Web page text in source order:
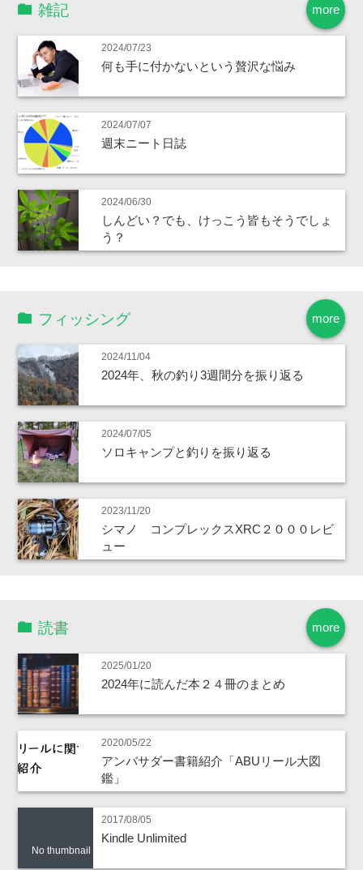
more
雑記
2024/07/23
何も手に付かないという贅沢な悩み
2024/07/07
週末ニート日誌
2024/06/30
しんどい？でも、けっこう皆もそうでしょ
う？
more
フィッシング
2024/11/04
2024年、秋の釣り3週間分を振り返る
2024/07/05
ソロキャンプと釣りを振り返る
2023/11/20
シマノ コンプレックスXRC２０００レビ
ュー
more
読書
2025/01/20
2024年に読んだ本２４冊のまとめ
2020/05/22
アンバサダー書籍紹介「ABUリール大図
鑑」
No thumbnail
2017/08/05
Kindle Unlimited